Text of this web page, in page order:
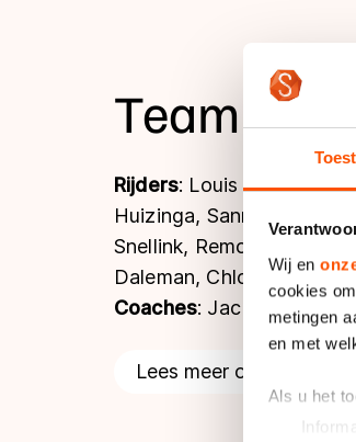
Wij en
cookies
metingen
en met
Als u het
Team
Rijders: Louis Hollaar,
Huizinga, Sanne in 't Hof,
Snellink, Remco Stam,
Daleman, Chloé
Coaches: Jac Orie, Ben
Lees meer over Team